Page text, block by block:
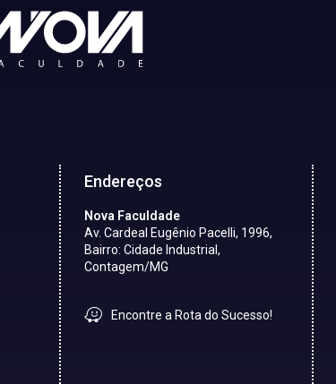
Endereços
Nova Faculdade
Av. Cardeal Eugênio Pacelli, 1996,
Bairro: Cidade Industrial,
Contagem/MG
Encontre a Rota do Sucesso!